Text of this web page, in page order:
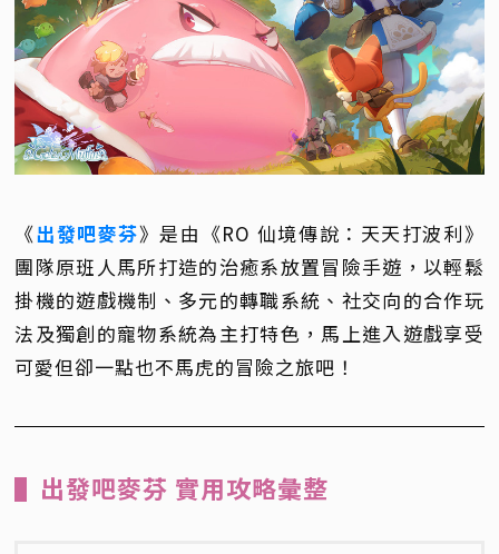
《出發吧麥芬》是由《RO 仙境傳說：天天打波利》
團隊原班人馬所打造的治癒系放置冒險手遊，以輕鬆
掛機的遊戲機制、多元的轉職系統、社交向的合作玩
法及獨創的寵物系統為主打特色，馬上進入遊戲享受
可愛但卻一點也不馬虎的冒險之旅吧！
▌出發吧麥芬 實用攻略彙整